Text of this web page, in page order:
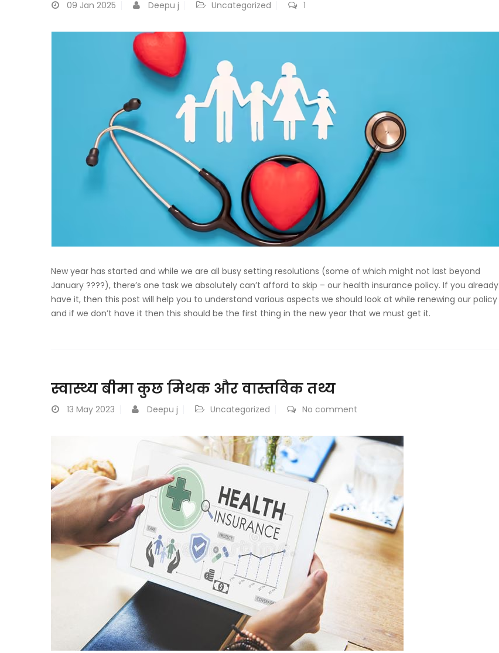
09 Jan 2025 Deepu j Uncategorized 1
New year has started and while we are all busy setting resolutions (some of which might not last beyond
January ????), there’s one task we absolutely can’t afford to skip – our health insurance policy. If you already
have it, then this post will help you to understand various aspects we should look at while renewing our policy
and if we don’t have it then this should be the first thing in the new year that we must get it.
स्वास्थ्य बीमा कुछ मिथक और वास्तविक तथ्य
13 May 2023 Deepu j Uncategorized No comment